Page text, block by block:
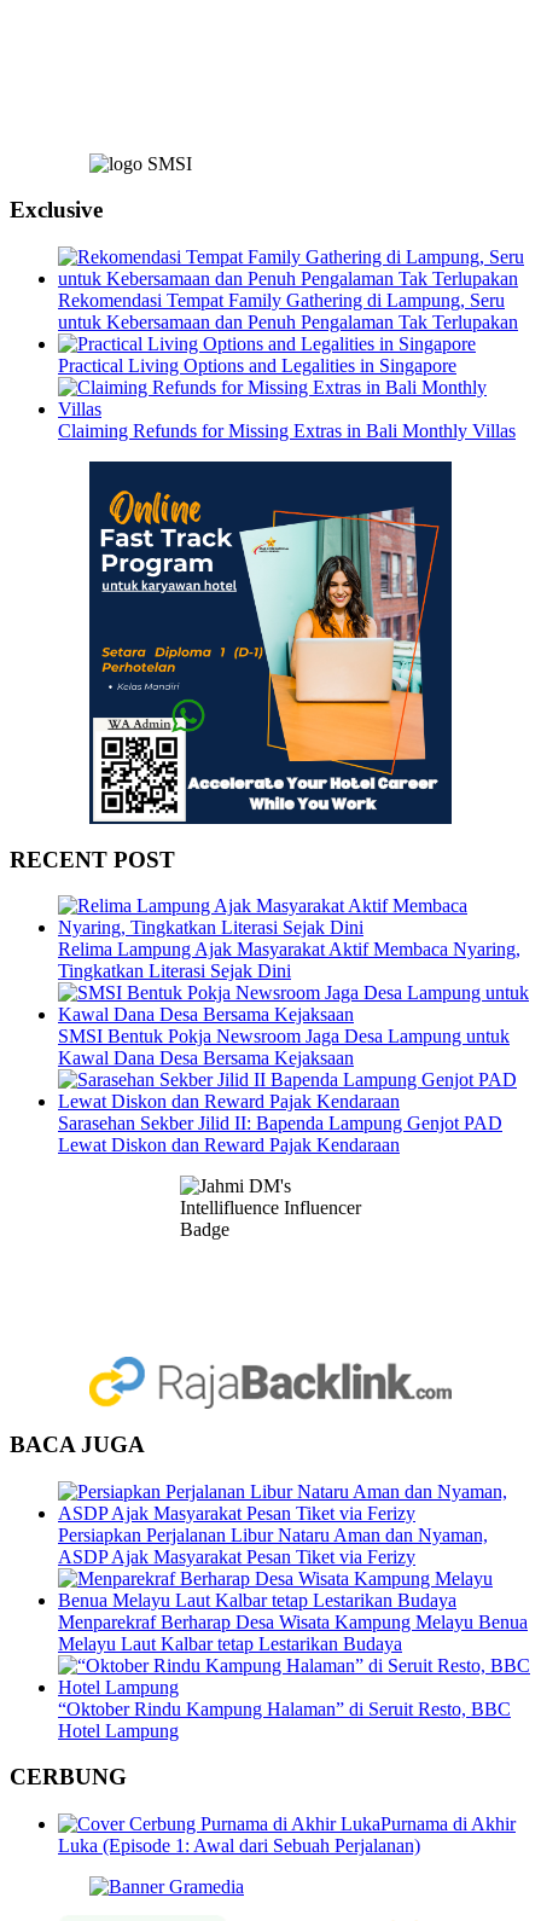
Exclusive
Rekomendasi Tempat Family Gathering di Lampung, Seru
untuk Kebersamaan dan Penuh Pengalaman Tak Terlupakan
Practical Living Options and Legalities in Singapore
Claiming Refunds for Missing Extras in Bali Monthly Villas
RECENT POST
Relima Lampung Ajak Masyarakat Aktif Membaca Nyaring,
Tingkatkan Literasi Sejak Dini
SMSI Bentuk Pokja Newsroom Jaga Desa Lampung untuk
Kawal Dana Desa Bersama Kejaksaan
Sarasehan Sekber Jilid II: Bapenda Lampung Genjot PAD
Lewat Diskon dan Reward Pajak Kendaraan
BACA JUGA
Persiapkan Perjalanan Libur Nataru Aman dan Nyaman,
ASDP Ajak Masyarakat Pesan Tiket via Ferizy
Menparekraf Berharap Desa Wisata Kampung Melayu Benua
Melayu Laut Kalbar tetap Lestarikan Budaya
“Oktober Rindu Kampung Halaman” di Seruit Resto, BBC
Hotel Lampung
CERBUNG
Purnama di Akhir
Luka (Episode 1: Awal dari Sebuah Perjalanan)